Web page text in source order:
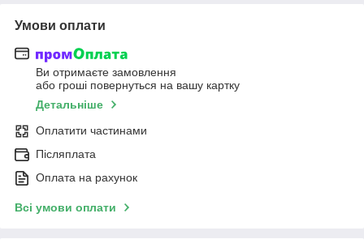
Умови оплати
Ви отримаєте замовлення
або гроші повернуться на вашу картку
Детальніше
Оплатити частинами
Післяплата
Оплата на рахунок
Всі умови оплати